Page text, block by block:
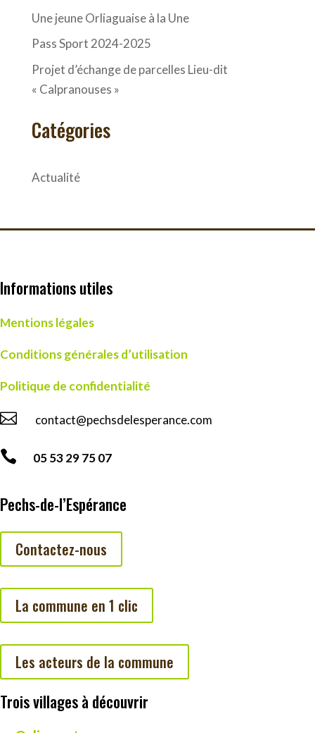
Une jeune Orliaguaise à la Une
Pass Sport 2024-2025
Projet d’échange de parcelles Lieu-dit
« Calpranouses »
Catégories
Actualité
Informations utiles
Mentions légales
Conditions générales d’utilisation
Politique de confidentialité
 contact@pechsdelesperance.com
 05 53 29 75 07
Pechs-de-l’Espérance
Contactez-nous
La commune en 1 clic
Les acteurs de la commune
Trois villages à découvrir